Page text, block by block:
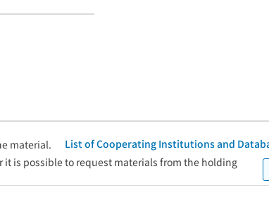
material.
List of Cooperating Institutions and
is possible to request materials from the holding